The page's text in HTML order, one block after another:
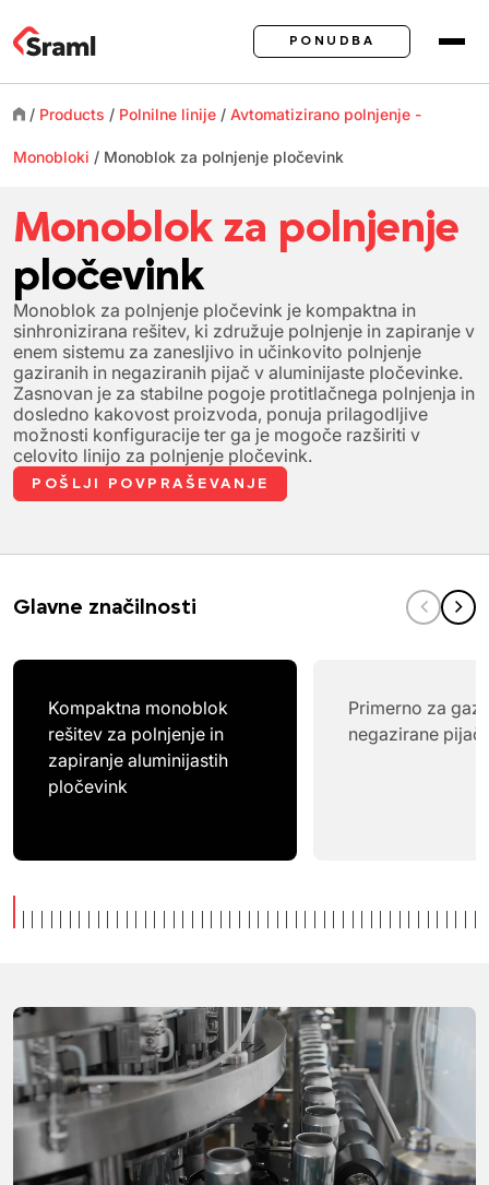
PONUDBA
/ Products / Polnilne linije / Avtomatizirano polnjenje -
Monobloki / Monoblok za polnjenje pločevink
Monoblok za polnjenje
pločevink
Monoblok za polnjenje pločevink je kompaktna in
sinhronizirana rešitev, ki združuje polnjenje in zapiranje v
enem sistemu za zanesljivo in učinkovito polnjenje
gaziranih in negaziranih pijač v aluminijaste pločevinke.
Zasnovan je za stabilne pogoje protitlačnega polnjenja in
dosledno kakovost proizvoda, ponuja prilagodljive
možnosti konfiguracije ter ga je mogoče razširiti v
celovito linijo za polnjenje pločevink.
POŠLJI POVPRAŠEVANJE
Glavne značilnosti
Kompaktna monoblok
rešitev za polnjenje in
zapiranje aluminijastih
pločevink
Primerno za
negazirane